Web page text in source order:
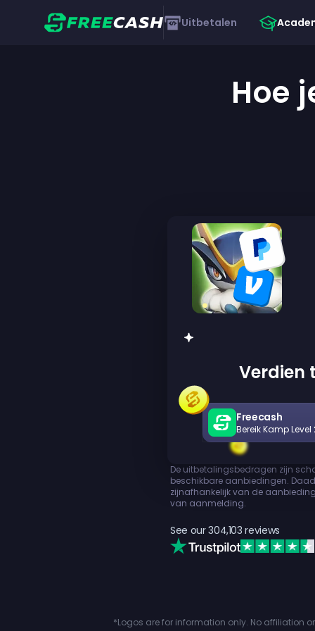
Uitbetalen
Hoe
Verdien
Freecash
Bereik Kamp
De uitbetalingsbedragen zijn
beschikbare aanbiedingen.
zijnafhankelijk van de
van aanmelding.
See our304,103 reviews
*Logos are for information only. No affiliation